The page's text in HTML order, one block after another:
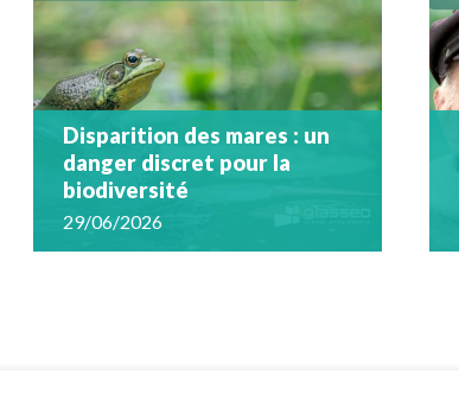
Disparition des mares : un
danger discret pour la
biodiversité
29/06/2026